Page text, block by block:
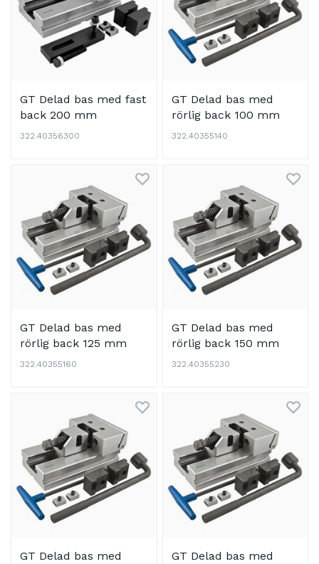
GT Delad bas med fast
back 200 mm
322.40356300
GT Delad bas med
rörlig back 100 mm
322.40355140
GT Delad bas med
rörlig back 125 mm
322.40355160
GT Delad bas med
rörlig back 150 mm
322.40355230
GT Delad bas med
GT Delad bas med